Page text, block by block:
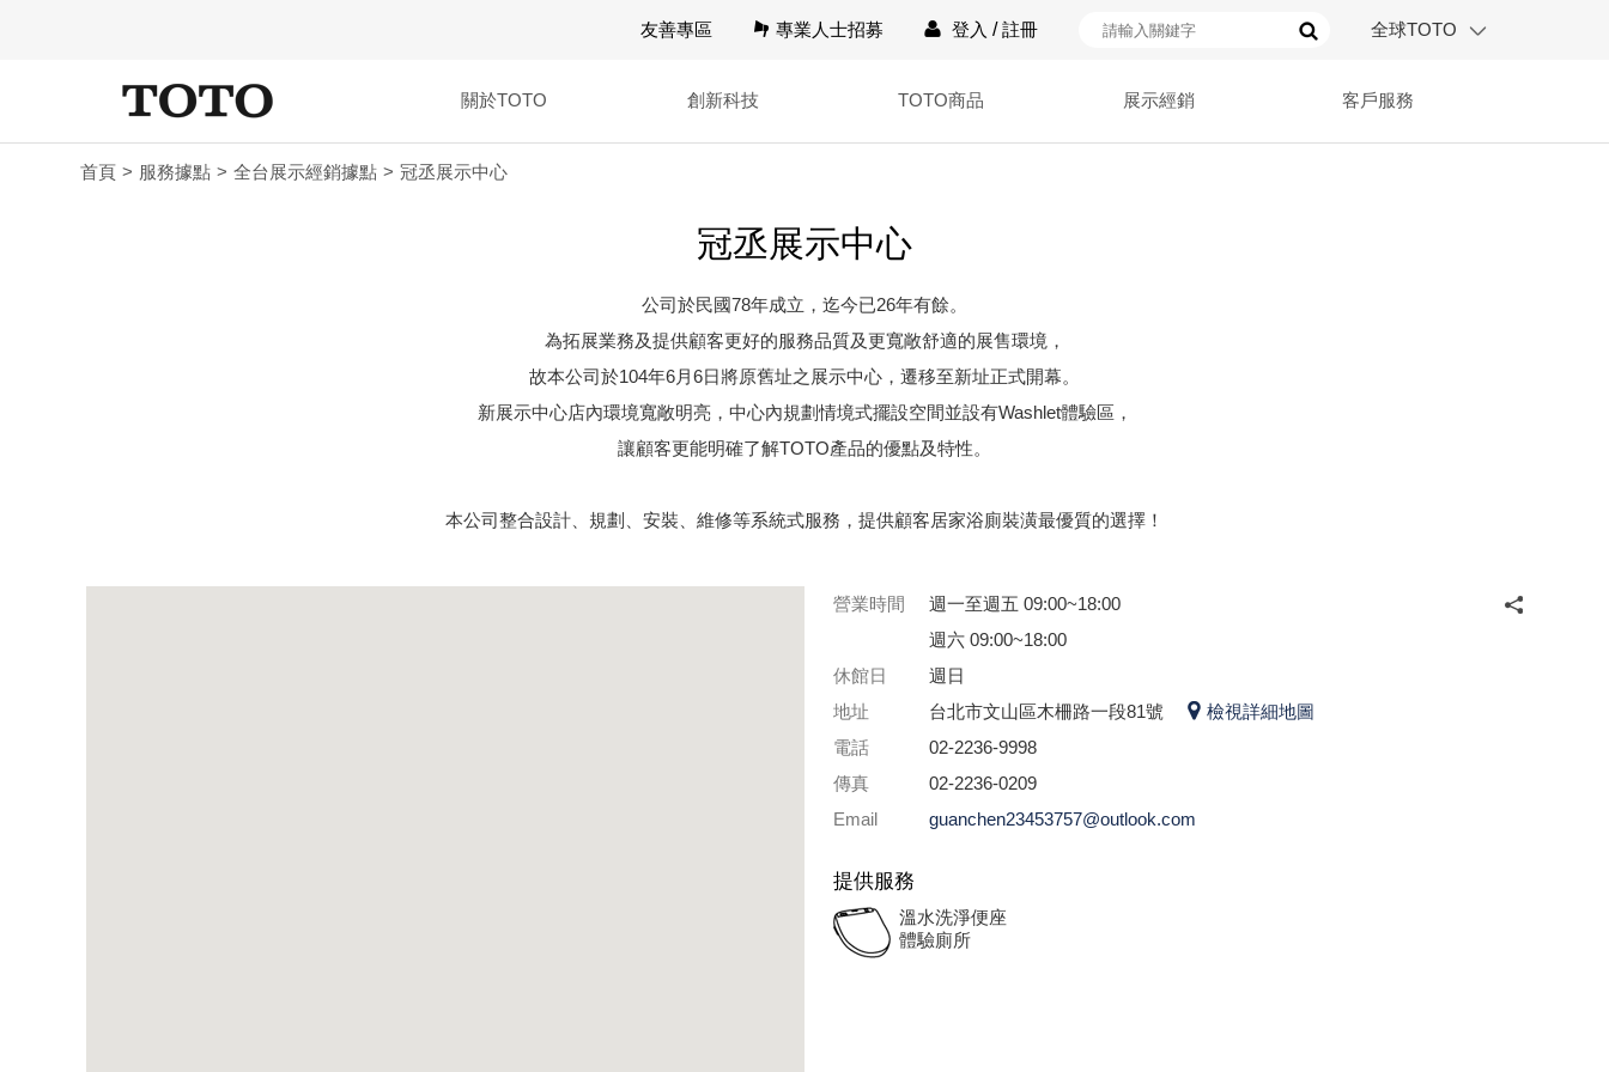
友善專區 專業人士招募 登入 /註冊 全球TOTO
關於TOTO 創新科技 TOTO商品 展示經銷 客戶服務
首頁 服務據點 全台展示經銷據點 冠丞展示中心
冠丞展示中心
公司於民國78年成立，迄今已26年有餘。
為拓展業務及提供顧客更好的服務品質及更寬敞舒適的展售環境，
故本公司於104年6月6日將原舊址之展示中心，遷移至新址正式開幕。
新展示中心店內環境寬敞明亮，中心內規劃情境式擺設空間並設有Washlet體驗區，
讓顧客更能明確了解TOTO產品的優點及特性。
本公司整合設計、規劃、安裝、維修等系統式服務，提供顧客居家浴廁裝潢最優質的選擇！
營業時間
週一至週五 09:00~18:00
週六 09:00~18:00
休館日
週日
地址
台北市文山區木柵路一段81號
檢視詳細地圖
電話
02-2236-9998
傳真
02-2236-0209
Email
guanchen23453757@outlook.com
提供服務
溫水洗淨便座
體驗廁所